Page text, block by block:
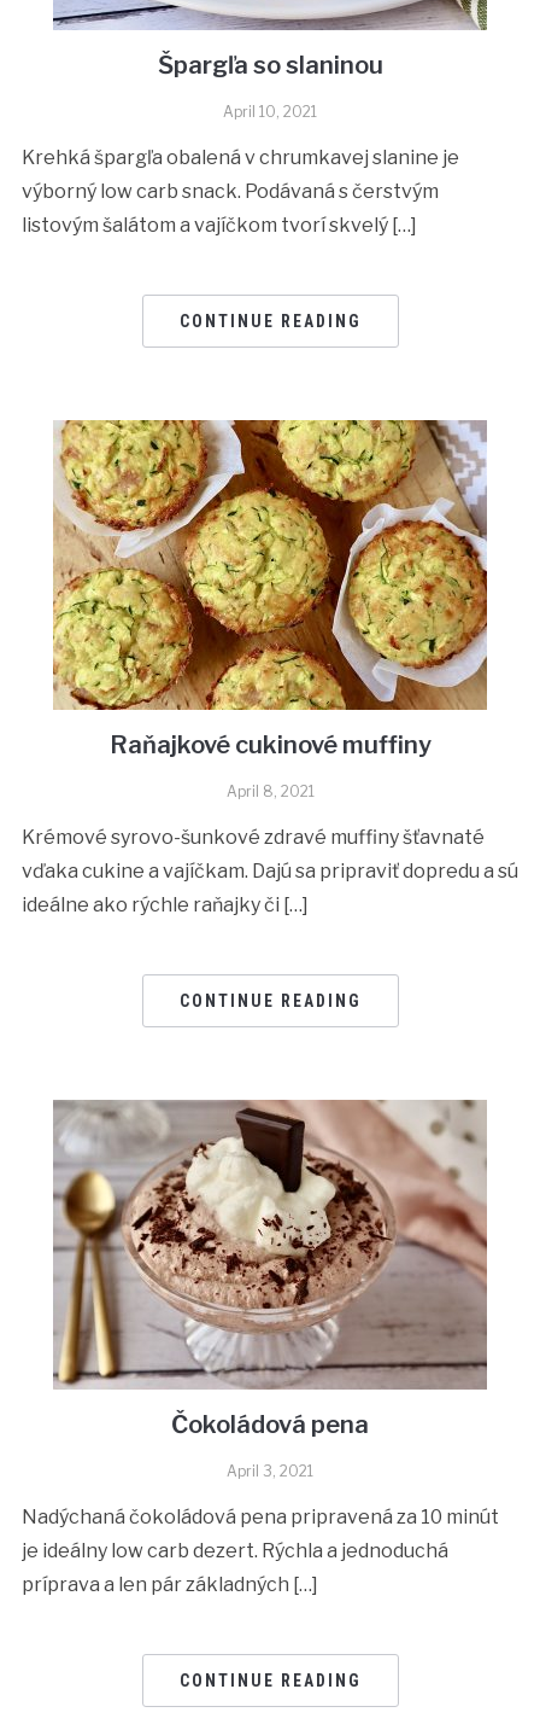
Špargľa so slaninou
April 10, 2021
Krehká špargľa obalená v chrumkavej slanine je
výborný low carb snack. Podávaná s čerstvým
listovým šalátom a vajíčkom tvorí skvelý […]
CONTINUE READING
Raňajkové cukinové muffiny
April 8, 2021
Krémové syrovo-šunkové zdravé muffiny šťavnaté
vďaka cukine a vajíčkam. Dajú sa pripraviť dopredu a sú
ideálne ako rýchle raňajky či […]
CONTINUE READING
Čokoládová pena
April 3, 2021
Nadýchaná čokoládová pena pripravená za 10 minút
je ideálny low carb dezert. Rýchla a jednoduchá
príprava a len pár základných […]
CONTINUE READING